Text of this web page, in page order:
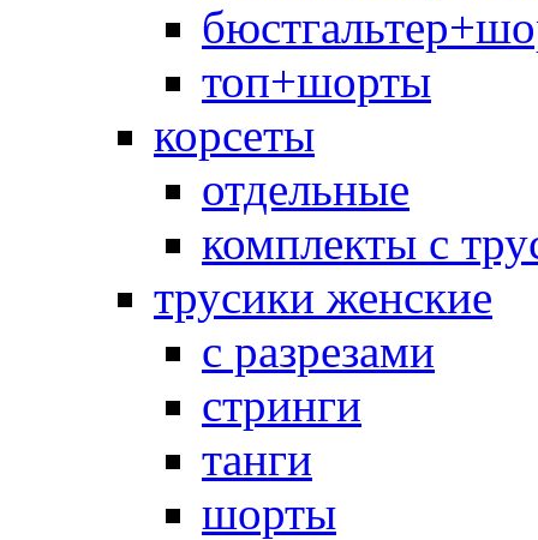
топ+шорты
корсеты
отдельные
комплекты с
трусики женские
с разрезами
стринги
танги
шорты